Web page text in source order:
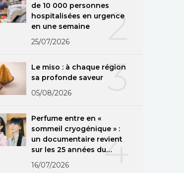
2
de 10 000 personnes
hospitalisées en urgence
en une semaine
25/07/2026
3
Le miso : à chaque région
sa profonde saveur
05/08/2026
4
Perfume entre en «
sommeil cryogénique » :
un documentaire revient
sur les 25 années du
groupe
16/07/2026